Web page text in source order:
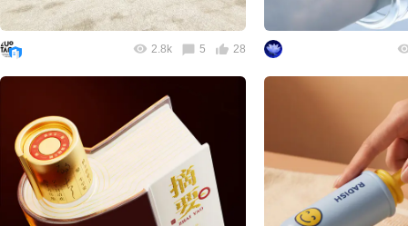
2.8k 5 28